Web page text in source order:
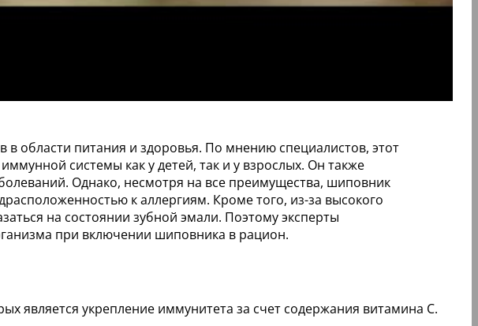
области питания и здоровья. По мнению специалистов, этот
системы как у детей, так и у взрослых. Он также
Однако, несмотря на все преимущества, шиповник
к аллергиям. Кроме того, из-за высокого
на состоянии зубной эмали. Поэтому эксперты
при включении шиповника в рацион.
является укрепление иммунитета за счет содержания витамина С.